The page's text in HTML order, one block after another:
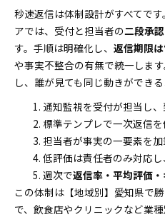
秒速返信は体制設計がすべてで
アでは、受付と担当者の二段承認
す。手順は明確化し、 返信期限
や事実不整合の有無で統一しま
し、誰が見ても同じ動きができる
通知監視を受付が担当し
標準テンプレで一次返信
担当者が事実の一要素を加
低評価は責任者のみ対応し
週次で返信率・平均評価
この体制は【地域別】愛知県で
で、飲食店やクリニックなど業